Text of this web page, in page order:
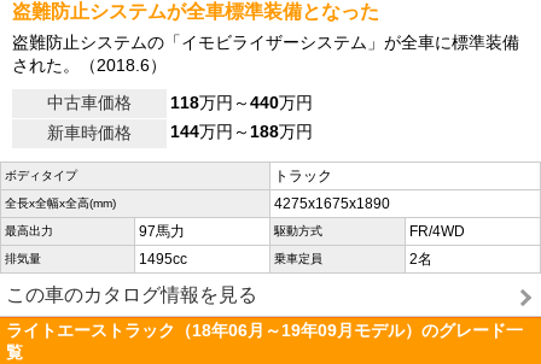
盗難防止システムが全車標準装備となった
盗難防止システムの「イモビライザーシステム」が全車に標準装備
された。（2018.6）
中古車価格
118万円～440万円
新車時価格
144万円～188万円
ボディタイプ トラック
全長x全幅x全高(mm) 4275x1675x1890
最高出力 97馬力 駆動方式 FR/4WD
排気量 1495cc 乗車定員 2名
この車のカタログ情報を見る
ライトエーストラック（18年06月～19年09月モデル）のグレード一
覧